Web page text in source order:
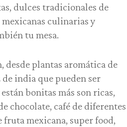
dulces tradicionales de
culinarias y
tu mesa.
desde plantas aromática de
india que pueden ser
bonitas más son ricas,
chocolate, café de diferentes
fruta mexicana, super food,